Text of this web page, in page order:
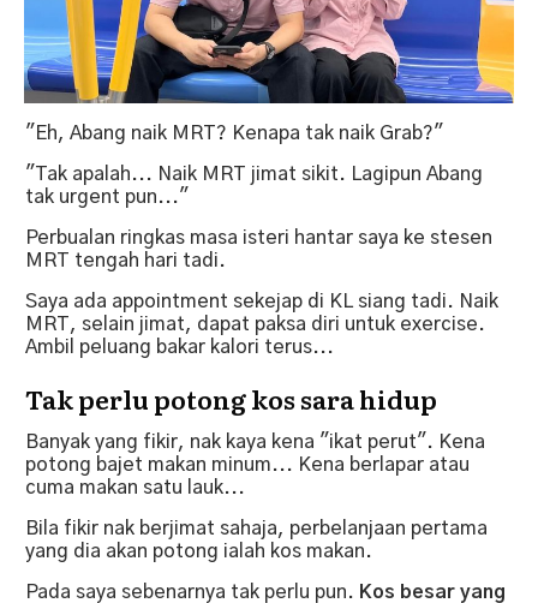
"Eh, Abang naik MRT? Kenapa tak naik Grab?"
"Tak apalah... Naik MRT jimat sikit. Lagipun Abang
tak urgent pun..."
Perbualan ringkas masa isteri hantar saya ke stesen
MRT tengah hari tadi.
Saya ada appointment sekejap di KL siang tadi. Naik
MRT, selain jimat, dapat paksa diri untuk exercise.
Ambil peluang bakar kalori terus...
Tak perlu potong kos sara hidup
Banyak yang fikir, nak kaya kena "ikat perut". Kena
potong bajet makan minum... Kena berlapar atau
cuma makan satu lauk...
Bila fikir nak berjimat sahaja, perbelanjaan pertama
yang dia akan potong ialah kos makan.
Pada saya sebenarnya tak perlu pun. Kos besar yang